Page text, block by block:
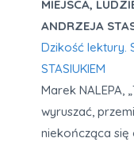
MIEJSCA,
ANDRZEJA
Dzikość lektury.
STASIUKIEM
Marek NALEPA,
wyruszać,
niekończąca się